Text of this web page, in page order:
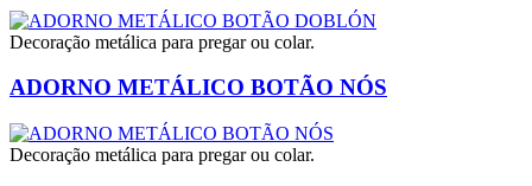
Decoração metálica para pregar ou colar.
ADORNO METÁLICO BOTÃO NÓS
Decoração metálica para pregar ou colar.